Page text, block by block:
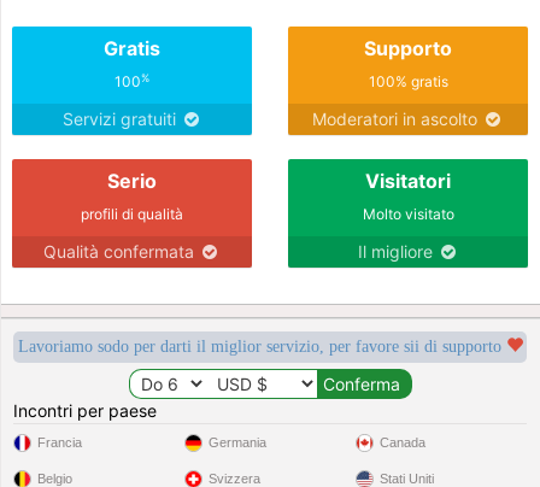
Gratis
100%
Servizi gratuiti
Supporto
100% gratis
Moderatori in ascolto
Serio
profili di qualità
Qualità confermata
Visitatori
Molto visitato
Il migliore
Lavoriamo sodo per darti il miglior servizio, per favore sii di supporto
Incontri per paese
Francia
Belgio
Germania
Svizzera
Canada
Stati Uniti